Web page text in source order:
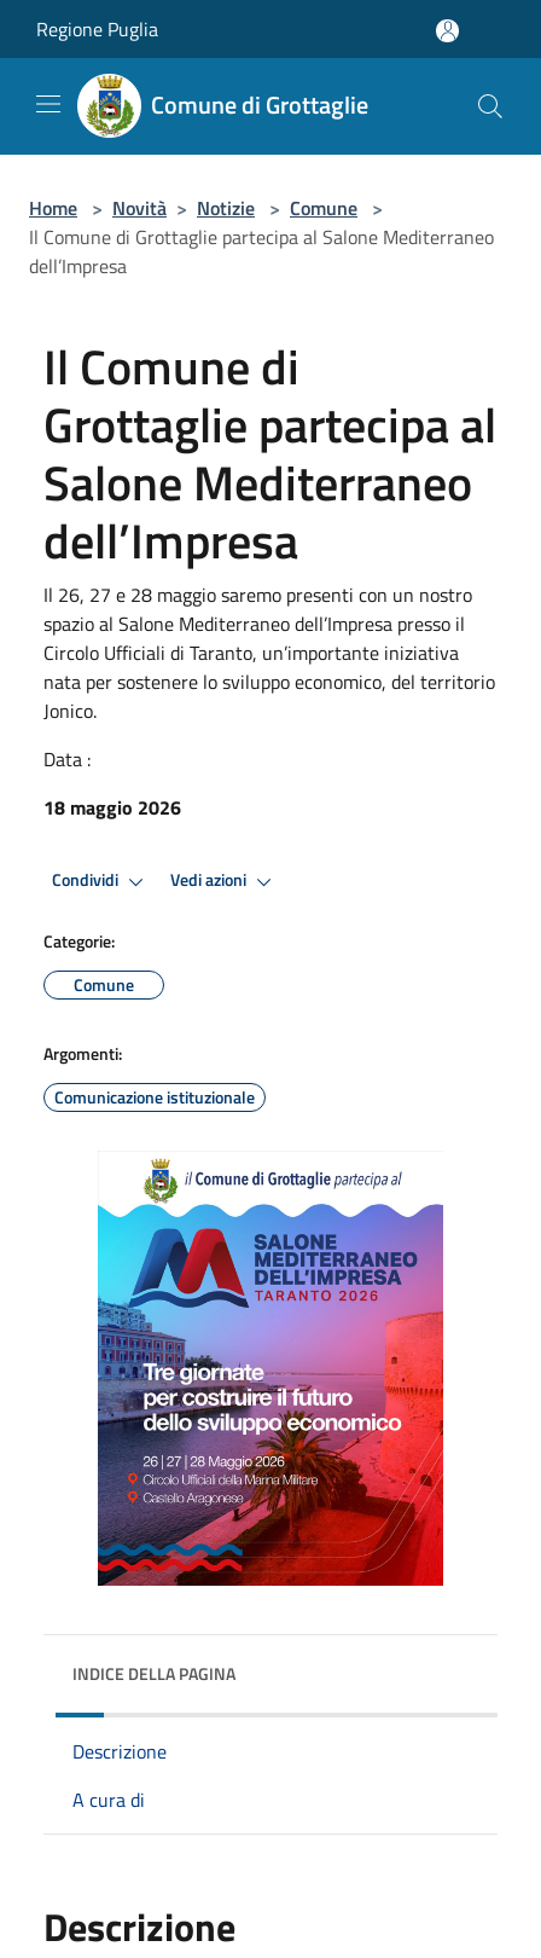
Regione Puglia
Comune di Grottaglie
Home > Novità > Notizie > Comune >
Il Comune di Grottaglie partecipa al Salone Mediterraneo
dell’Impresa
Il Comune di
Grottaglie partecipa al
Salone Mediterraneo
dell’Impresa
Il 26, 27 e 28 maggio saremo presenti con un nostro
spazio al Salone Mediterraneo dell’Impresa presso il
Circolo Ufficiali di Taranto, un’importante iniziativa
nata per sostenere lo sviluppo economico, del territorio
Jonico.
Data :
18 maggio 2026
Condividi Vedi azioni
Categorie:
Comune
Argomenti:
Comunicazione istituzionale
INDICE DELLA PAGINA
Descrizione
A cura di
Descrizione